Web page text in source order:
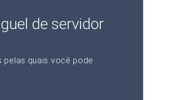
de servidor
pelas quais você pode